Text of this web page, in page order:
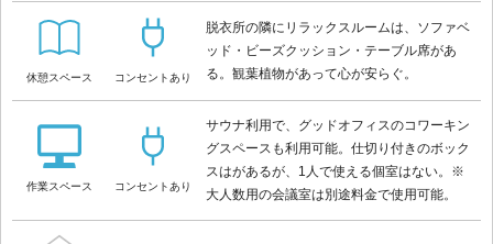
休憩スペース コンセントあり
脱衣所の隣にリラックスルームは、ソファベ
ッド・ビーズクッション・テーブル席があ
る。観葉植物があって心が安らぐ。
作業スペース コンセントあり
サウナ利用で、グッドオフィスのコワーキン
グスペースも利用可能。仕切り付きのボック
スはがあるが、1人で使える個室はない。※
大人数用の会議室は別途料金で使用可能。